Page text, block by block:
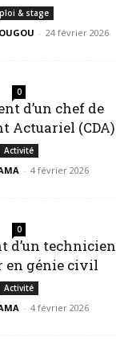
& stage
- 24 février 2026
0
d’un chef de
Actuariel (CDA)
Activité
- 4 février 2026
0
d’un technicien
en génie civil
Activité
- 4 février 2026